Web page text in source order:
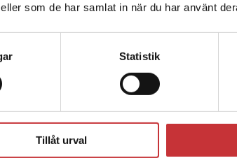
som de har samlat in när du har använt
Statistik
Tillåt urval
vara i Sverige.Läs mer
i
Hållbarhet och
förskolan
Olanders, Marit (red)
200 krinkl. moms
Exkl. moms: 189 kr